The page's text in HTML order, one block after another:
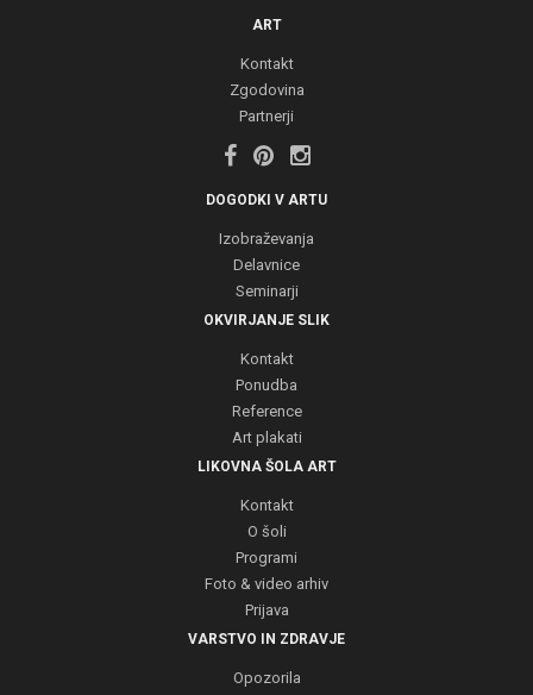
ART
Kontakt
Zgodovina
Partnerji
DOGODKI V ARTU
Izobraževanja
Delavnice
Seminarji
OKVIRJANJE SLIK
Kontakt
Ponudba
Reference
Art plakati
LIKOVNA ŠOLA ART
Kontakt
O šoli
Programi
Foto & video arhiv
Prijava
VARSTVO IN ZDRAVJE
Opozorila